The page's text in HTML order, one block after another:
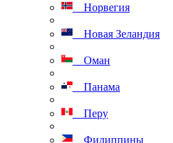
Норвегия
Новая Зеландия
Оман
Панама
Перу
Филиппины